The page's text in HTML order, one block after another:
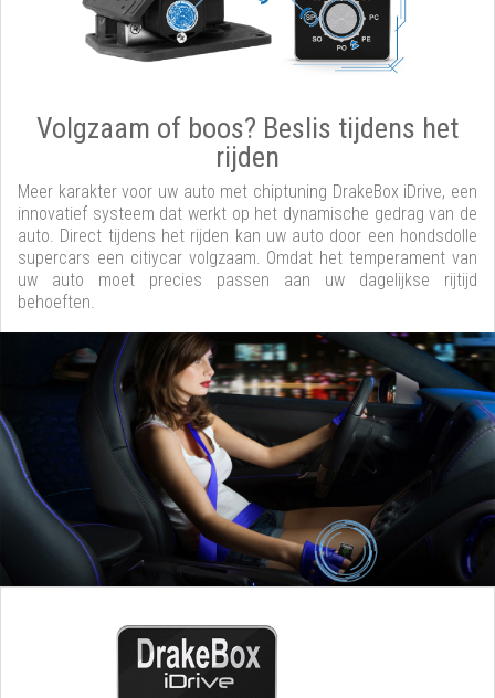
Volgzaam of boos? Beslis tijdens het
rijden
Meer karakter voor uw auto met chiptuning DrakeBox iDrive, een
innovatief systeem dat werkt op het dynamische gedrag van de
auto. Direct tijdens het rijden kan uw auto door een hondsdolle
supercars een citiycar volgzaam. Omdat het temperament van
uw auto moet precies passen aan uw dagelijkse rijtijd
behoeften.